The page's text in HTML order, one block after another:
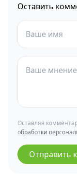
Оставить
Оставляя
обработки
Отправить